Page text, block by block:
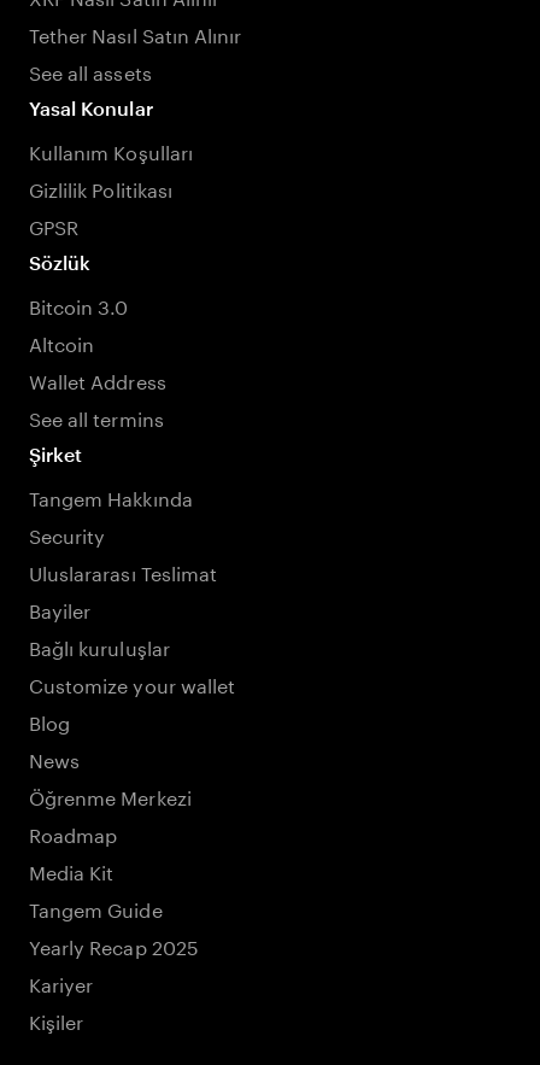
Tether Nasıl Satın Alınır
See all assets
Yasal Konular
Kullanım Koşulları
Gizlilik Politikası
GPSR
Sözlük
Bitcoin 3.0
Altcoin
Wallet Address
See all termins
Şirket
Tangem Hakkında
Security
Uluslararası Teslimat
Bayiler
Bağlı kuruluşlar
Customize your wallet
Blog
News
Öğrenme Merkezi
Roadmap
Media Kit
Tangem Guide
Yearly Recap 2025
Kariyer
Kişiler